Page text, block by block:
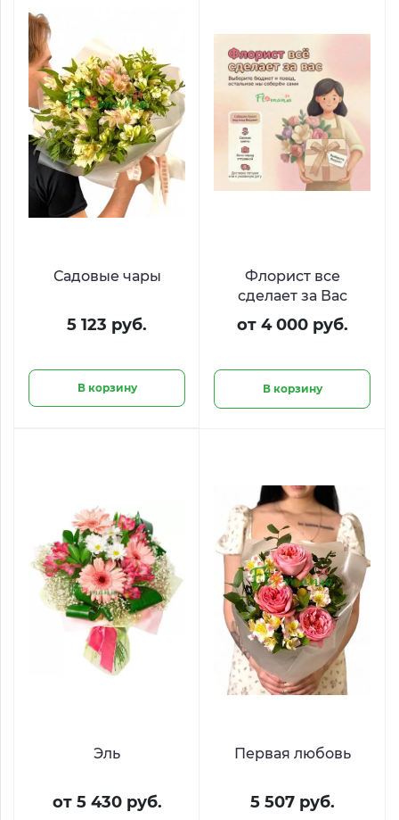
Садовые чары
5 123 руб.
В корзину
Флорист все
сделает за Вас
от 4 000 руб.
В корзину
Эль
от 5 430 руб.
Первая любовь
5 507 руб.